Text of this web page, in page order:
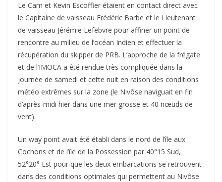
Le Cam et Kevin Escoffier étaient en contact direct avec
le Capitaine de vaisseau Frédéric Barbe et le Lieutenant
de vaisseau Jérémie Lefebvre pour affiner un point de
rencontre au milieu de l’océan Indien et effectuer la
récupération du skipper de PRB. L’approche de la frégate
et de l’IMOCA a été rendue très compliquée dans la
journée de samedi et cette nuit en raison des conditions
météo extrêmes sur la zone (le Nivôse naviguait en fin
d’après-midi hier dans une mer grosse et 40 nœuds de
vent).
Un way point avait été établi dans le nord de l’île aux
Cochons et de l’île de la Possession par 40°15 Sud,
52°20° Est pour que les deux embarcations se retrouvent
dans des conditions optimales qui permettent au Nivôse